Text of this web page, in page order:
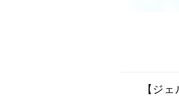
【ジ